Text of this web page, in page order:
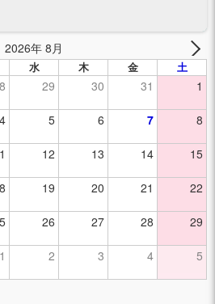
2026年 8月
水 木 金 土
29 30 31 1
4 5 6 7 8
12 13 14 15
19 20 21 22
26 27 28 29
1 2 3 4 5